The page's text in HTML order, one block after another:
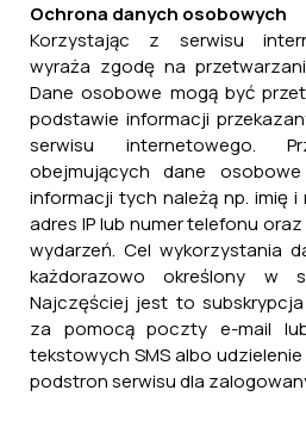
General: Plan
zamówień na rok
08.03.2024
"General: Plan
udzielenie
aktualizacja”
Czytaj więcej ...
Ochrona danych osobowych
Korzystając z serwisu
wyraża zgodę na
Dane osobowe mogą być
podstawie informacji
serwisu internetowego.
obejmujących dane
informacji tych należą np. imię i
adres IP lub numer telefonu
wydarzeń. Cel wykorzystania
każdorazowo określony w
Najczęściej jest to
za pomocą poczty e-mail
tekstowych SMS albo
podstron serwisu dla